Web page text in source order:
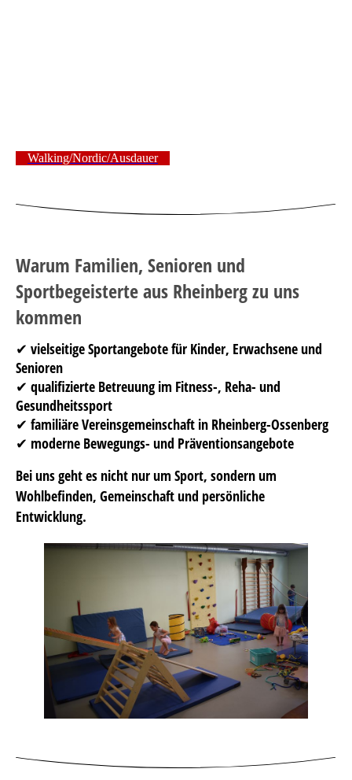
Walking/Nordic/Ausdauer
Warum Familien, Senioren und
Sportbegeisterte aus Rheinberg zu uns
kommen
✔ vielseitige Sportangebote für Kinder, Erwachsene und
Senioren
✔ qualifizierte Betreuung im Fitness-, Reha- und
Gesundheitssport
✔ familiäre Vereinsgemeinschaft in Rheinberg-Ossenberg
✔ moderne Bewegungs- und Präventionsangebote
Bei uns geht es nicht nur um Sport, sondern um
Wohlbefinden, Gemeinschaft und persönliche
Entwicklung.